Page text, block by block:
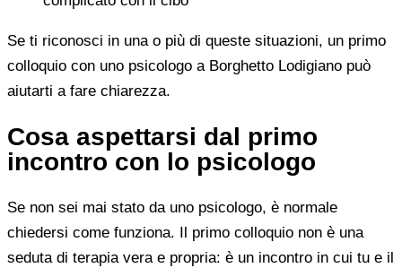
Se ti riconosci in una o più di queste situazioni, un primo
colloquio con uno psicologo a Borghetto Lodigiano può
aiutarti a fare chiarezza.
Cosa aspettarsi dal primo
incontro con lo psicologo
Se non sei mai stato da uno psicologo, è normale
chiedersi come funziona. Il primo colloquio non è una
seduta di terapia vera e propria: è un incontro in cui tu e il